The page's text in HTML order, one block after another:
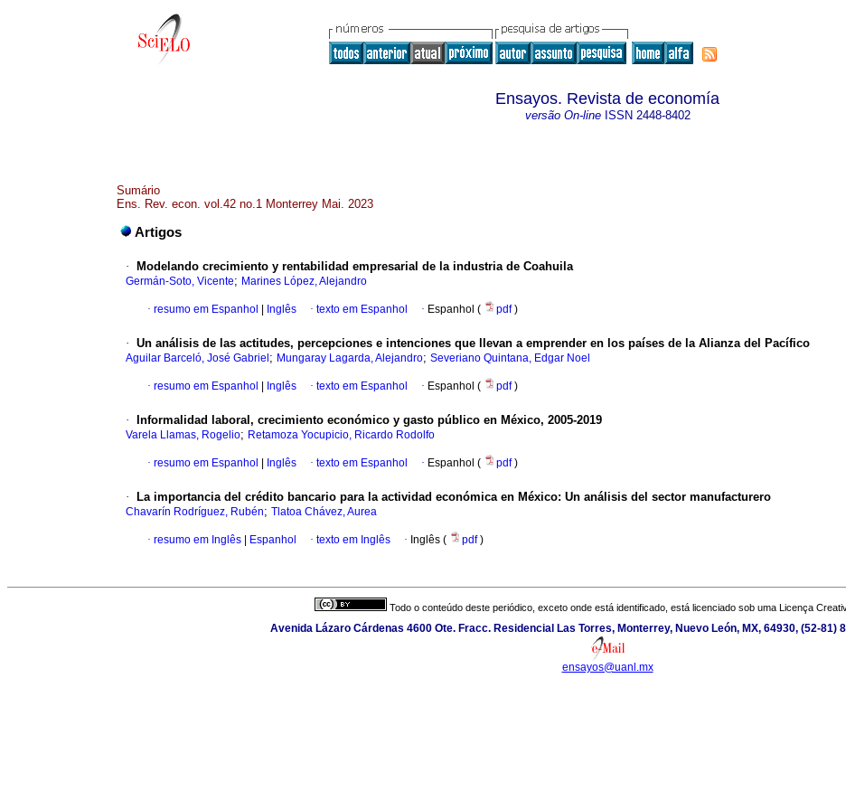
Ensayos. Revista de economía
versão On-lineISSN 2448-8402
Sumário
Ens. Rev. econ. vol.42 no.1 Monterrey Mai. 2023
Artigos
· Modelando crecimiento y rentabilidad empresarial de la industria de Coahuila
Germán-Soto, Vicente; Marines López, Alejandro
· resumo em Espanhol Inglês · texto em Espanhol · Espanhol ( pdf)
· Un análisis de las actitudes, percepciones e intenciones que llevan a emprender en los países de la Alianza del Pacífico
Aguilar Barceló, José Gabriel ; Mungaray Lagarda, Alejandro; Severiano Quintana, Edgar Noel
· resumo em Espanhol Inglês · texto em Espanhol · Espanhol ( pdf)
· Informalidad laboral, crecimiento económico y gasto público en México, 2005-2019
Varela Llamas, Rogelio; Retamoza Yocupicio, Ricardo Rodolfo
· resumo em Espanhol Inglês · texto em Espanhol · Espanhol ( pdf)
· La importancia del crédito bancario para la actividad económica en México: Un análisis del sector manufacturero
Chavarín Rodríguez, Rubén; Tlatoa Chávez, Aurea
· resumo em Inglês Espanhol · texto em Inglês · Inglês ( pdf)
Todo o conteúdo deste periódico, exceto onde está identificado, está licenciado sob uma Licença
Avenida Lázaro Cárdenas 4600 Ote. Fracc. Residencial Las Torres, Monterrey, Nuevo León, MX, 64930, (52-81)
ensayos@uanl.mx